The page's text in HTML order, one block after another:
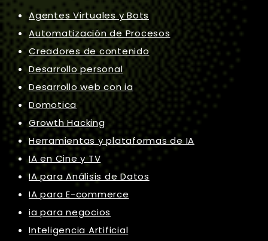
Agentes Virtuales y Bots
Automatización de Procesos
Creadores de contenido
Desarrollo personal
Desarrollo web con ia
Domotica
Growth Hacking
Herramientas y plataformas de IA
IA en Cine y TV
IA para Análisis de Datos
IA para E-commerce
ia para negocios
Inteligencia Artificial